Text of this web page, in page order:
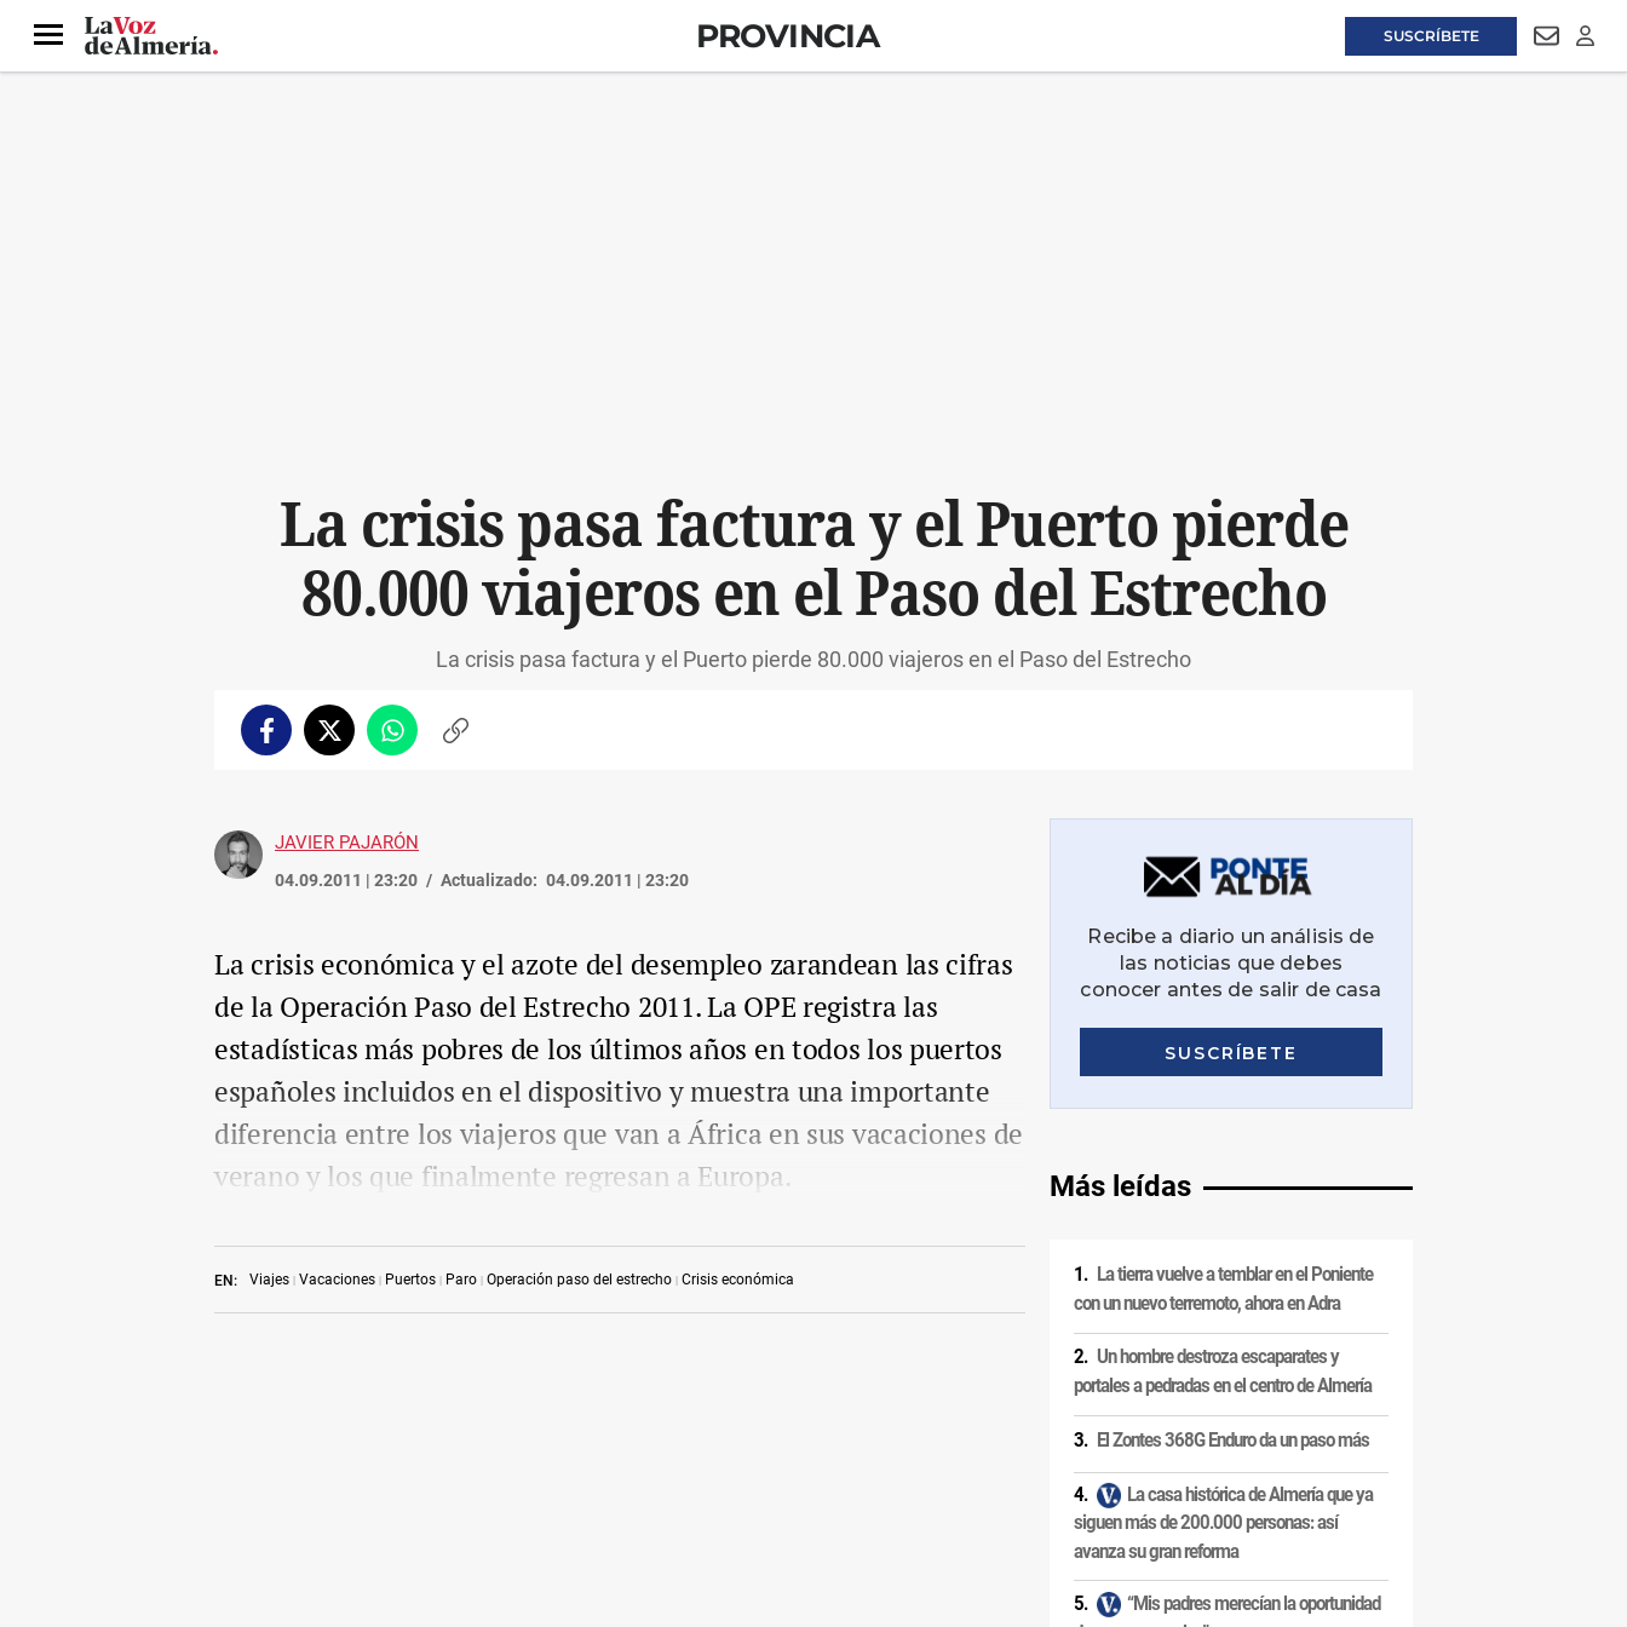
SUSCRÍBETE
Menú PROVINCIA
La crisis pasa factura y el Puerto pierde
80.000 viajeros en el Paso del Estrecho
La crisis pasa factura y el Puerto pierde 80.000 viajeros en el Paso del Estrecho
FacebookTwitterWhatsappCopiar
JAVIER PAJARÓN
04.09.2011 | 23:20 Actualizado: 04.09.2011 | 23:20
EN: Viajes Vacaciones Puertos Paro Operación paso del estrecho Crisis económica
La crisis económica y el azote del desempleo zarandean las cifras
de la Operación Paso del Estrecho 2011. La OPE registra las
estadísticas más pobres de los últimos años en todos los puertos
españoles incluidos en el dispositivo y muestra una importante
diferencia entre los viajeros que van a África en sus vacaciones de
verano y los que finalmente regresan a Europa.
Más leídas
La tierra vuelve a temblar en el Poniente
con un nuevo terremoto, ahora en Adra
Un hombre destroza escaparates y
portales a pedradas en el centro de Almería
El Zontes 368G Enduro da un paso más
La casa histórica de Almería que ya
siguen más de 200.000 personas: así
avanza su gran reforma
“Mis padres merecían la oportunidad